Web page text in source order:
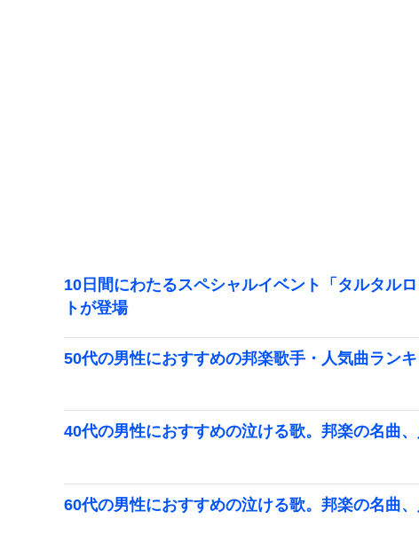
10日間にわたるスペシャルイベント「タルタル
トが登場
50代の男性におすすめの邦楽歌手・人気曲ランキ
40代の男性におすすめの泣ける歌。邦楽の名曲
60代の男性におすすめの泣ける歌。邦楽の名曲